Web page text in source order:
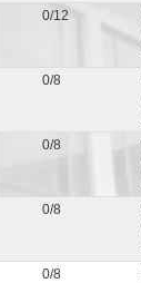
0/12
0/8
0/8
0/8
0/8